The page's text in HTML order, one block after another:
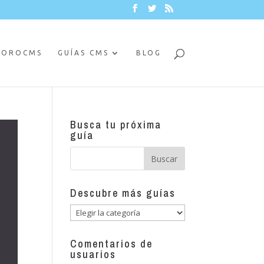
GUÍAS CMS BLOG
Busca tu próxima
guía
Descubre más guías
Descubre
guías
Comentarios de
usuarios